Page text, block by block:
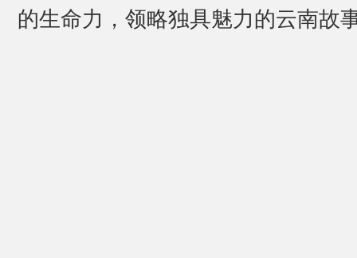
的生命力，领略独具魅力的云南故